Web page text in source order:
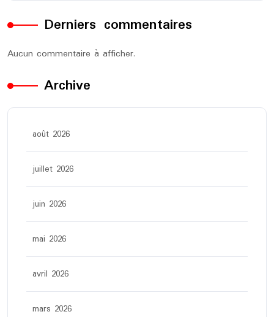
Derniers commentaires
Aucun commentaire à afficher.
Archive
août 2026
juillet 2026
juin 2026
mai 2026
avril 2026
mars 2026